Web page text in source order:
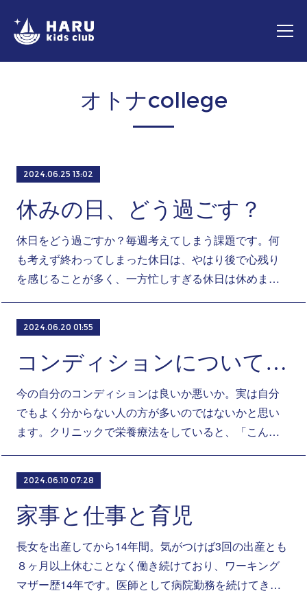
オトナcollege
2024.06.25 13:02
休みの日、どう過ごす？
休日をどう過ごすか？毎週考えてしまう課題です。何
も考えず終わってしまった休日は、やはり後で心残り
を感じることが多く、一方忙しすぎる休日は休めま…
2024.06.20 01:55
コンディションについて考えよう
今の自分のコンディションは良いか悪いか。実は自分
でもよく分からない人の方が多いのではないかと思い
ます。クリニックで栄養療法をしていると、「こん…
2024.06.10 07:28
家事と仕事と育児
長女を出産してから14年間。気がつけば3回の出産とも
８ヶ月以上休むことなく働き続けており、ワーキング
マザー歴14年です。医師として病院勤務を続けてき…